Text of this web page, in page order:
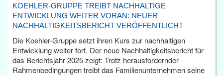
KOEHLER-GRUPPE TREIBT NACHHALTIGE
ENTWICKLUNG WEITER VORAN: NEUER
NACHHALTIGKEITSBERICHT VERÖFFENTLICHT
Die Koehler-Gruppe setzt ihren Kurs zur nachhaltigen
Entwicklung weiter fort. Der neue Nachhaltigkeitsbericht für
das Berichtsjahr 2025 zeigt: Trotz herausfordernder
Rahmenbedingungen treibt das Familienunternehmen seine